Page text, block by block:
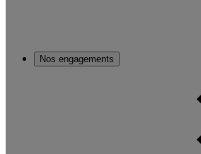
Nos engagements